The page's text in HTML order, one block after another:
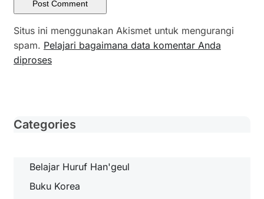
Situs ini menggunakan Akismet untuk mengurangi
spam. Pelajari bagaimana data komentar Anda
diproses
Categories
Belajar Huruf Han'geul
Buku Korea